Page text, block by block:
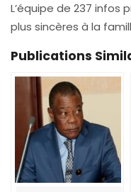
L’équipe de 237 infos
plus sincères à la
Publications